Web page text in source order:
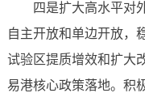
四是扩大高水平对外
自主开放和单边开放，
试验区提质增效和扩大
易港核心政策落地。积